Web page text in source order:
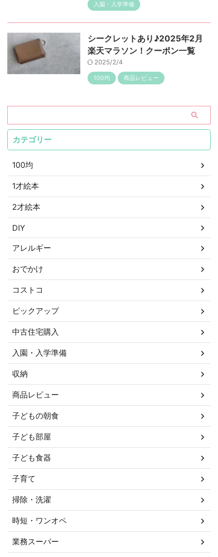
入園・入学準備
シークレットあり♪2025年2月
楽天マラソン！クーポン一覧
2025/2/4
100均 商品レビュー
カテゴリー
100均
1才絵本
2才絵本
DIY
アレルギー
おでかけ
コストコ
ピックアップ
中古住宅購入
入園・入学準備
収納
商品レビュー
子どもの朝食
子ども部屋
子ども食器
子育て
掃除・洗濯
時短・ワンオペ
業務スーパー